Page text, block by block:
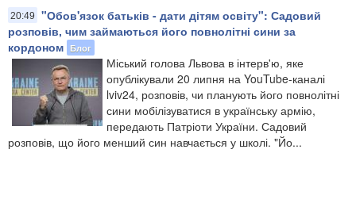
20:49
"Обов'язок батьків - дати дітям освіту": Садовий
розповів, чим займаються його повнолітні сини за
кордоном Блог
Міський голова Львова в інтерв'ю, яке
опублікували 20 липня на YouTube-каналі
lviv24, розповів, чи планують його повнолітні
сини мобілізуватися в українську армію,
передають Патріоти України. Садовий
розповів, що його менший син навчається у школі. "Йо...